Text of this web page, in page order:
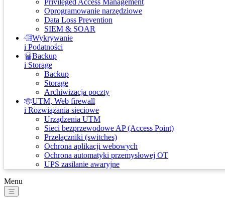
Privileged Access Management
Oprogramowanie narzędziowe
Data Loss Prevention
SIEM & SOAR
Wykrywanie
i Podatności
Backup
i Storage
Backup
Storage
Archiwizacja poczty
UTM, Web firewall
i Rozwiązania sieciowe
Urządzenia UTM
Sieci bezprzewodowe AP (Access Point)
Przełączniki (switches)
Ochrona aplikacji webowych
Ochrona automatyki przemysłowej OT
UPS zasilanie awaryjne
Menu